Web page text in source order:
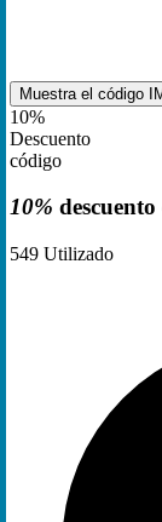
Muestra el código
10%
Descuento
código
10%
549 Utilizado